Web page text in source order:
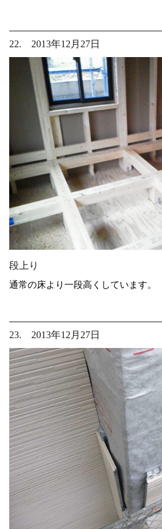
22. 2013年12月27日
段上り
通常の床より一段高くしています。
23. 2013年12月27日